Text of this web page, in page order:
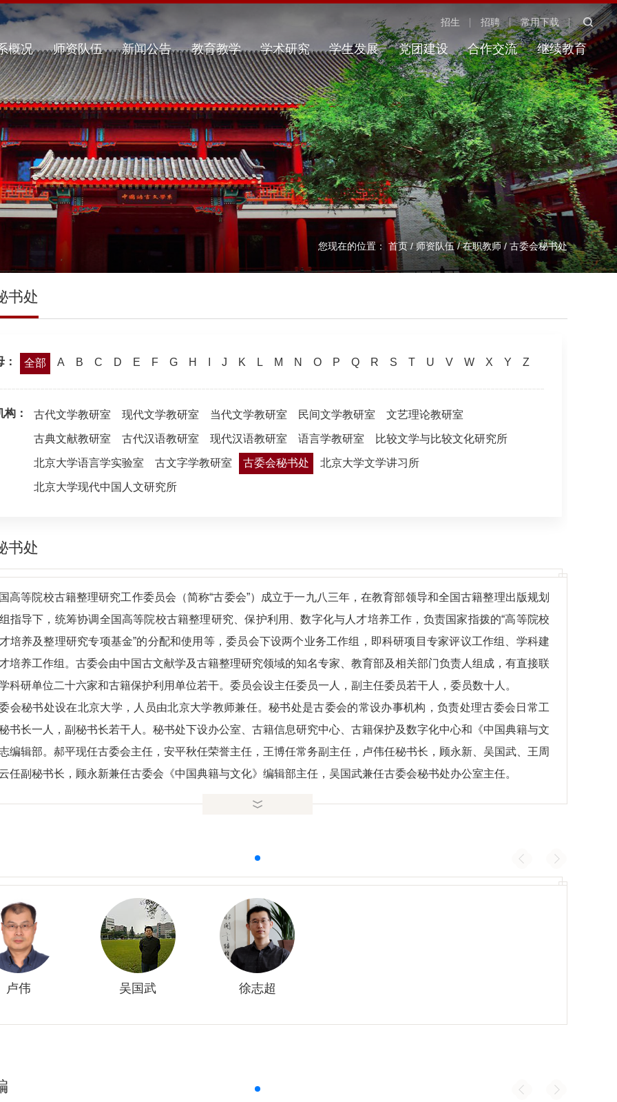
招生 招聘 常用下载
概况 师资队伍 新闻公告 教育教学 学术研究 学生发展 党团建设 合作交流 继续教育
您现在的位置：首页/师资队伍/在职教师/ 古委会秘书处
书处
全部 A B C D E F G H J K L M N O P Q R S T U V W X Y Z
构： 古代文学教研室 现代文学教研室 当代文学教研室 民间文学教研室 文艺理论教研室
古典文献教研室 古代汉语教研室 现代汉语教研室 语言学教研室 比较文学与比较文化研究所
北京大学语言学实验室 古文字学教研室 古委会秘书处 北京大学文学讲习所
北京大学现代中国人文研究所
书处
高等院校古籍整理研究工作委员会（简称“古委会”）成立于一九八三年，在教育部领导和全国古籍整理出版规划
指导下，统筹协调全国高等院校古籍整理研究、保护利用、数字化与人才培养工作，负责国家指拨的“高等院校
培养及整理研究专项基金”的分配和使用等，委员会下设两个业务工作组，即科研项目专家评议工作组、学科建
培养工作组。古委会由中国古文献学及古籍整理研究领域的知名专家、教育部及相关部门负责人组成，有直接联
科研单位二十六家和古籍保护利用单位若干。委员会设主任委员一人，副主任委员若干人，委员数十人。
会秘书处设在北京大学，人员由北京大学教师兼任。秘书处是古委会的常设办事机构，负责处理古委会日常工
书长一人，副秘书长若干人。秘书处下设办公室、古籍信息研究中心、古籍保护及数字化中心和《中国典籍与文
编辑部。郝平现任古委会主任，安平秋任荣誉主任，王博任常务副主任，卢伟任秘书长，顾永新、吴国武、王周
任副秘书长，顾永新兼任古委会《中国典籍与文化》编辑部主任，吴国武兼任古委会秘书处办公室主任。
卢伟 吴国武 徐志超